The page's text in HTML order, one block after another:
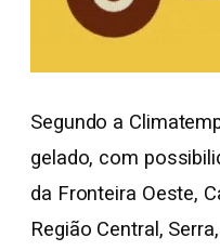
Segundo a
gelado, com
da Fronteira Oeste,
Região Central,